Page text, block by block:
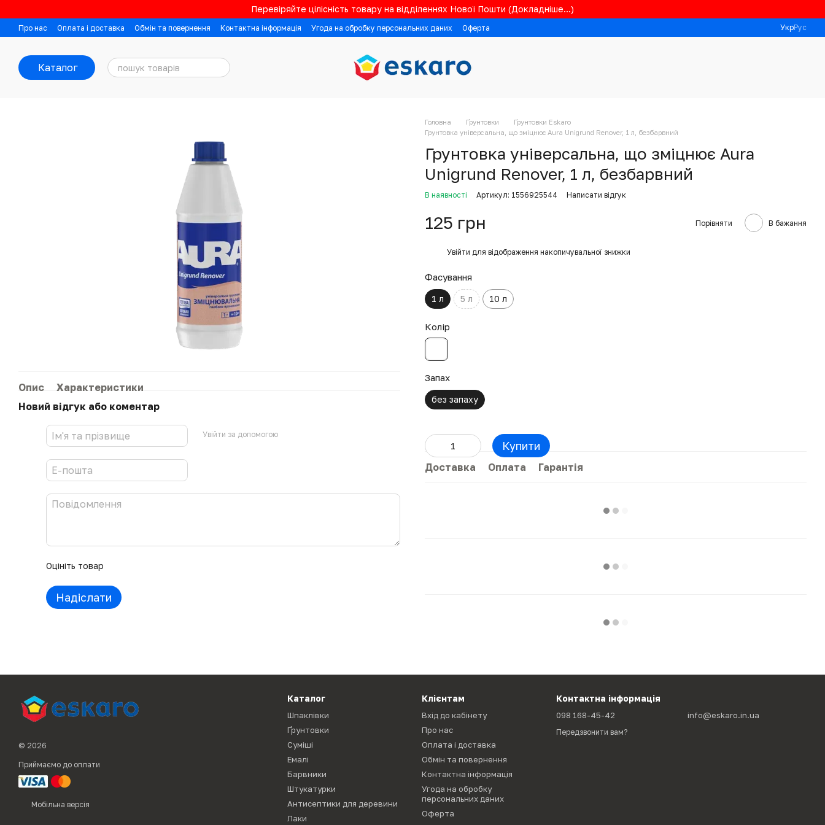
Перевіряйте цілісність товару на відділеннях Нової Пошти (Докладніше...)
Про нас Оплата і доставка Обмін та повернення Контактна інформація Угода на обробку персональних даних Оферта УкрРус
Каталог
Опис
Характеристики
Новий відгук або коментар
Увійти за допомогою
Оцініть товар
Надіслати
Головна Ґрунтовки
Ґрунтовки Eskaro
Грунтовка універсальна, що зміцнює Aura Unigrund Renover, 1 л, безбарвний
Грунтовка універсальна, що зміцнює Aura
Unigrund Renover, 1 л, безбарвний
В наявності Артикул: 1556925544 Написати відгук
125 грн Порівняти В бажання
Увійти для відображення накопичувальної знижки
Фасування
1 л 5 л 10 л
Колір
Запах
без запаху
Купити
Доставка Оплата Гарантія
© 2026
Приймаємо до оплати
Мобільна версія
Каталог
Шпаклівки
Ґрунтовки
Суміші
Емалі
Барвники
Штукатурки
Антисептики для деревини
Лаки
Клієнтам
Вхід до кабінету
Про нас
Оплата і доставка
Обмін та повернення
Контактна інформація
Угода на обробку
персональних даних
Оферта
Контактна інформація
098 168-45-42
Передзвонити вам?
info@eskaro.in.ua